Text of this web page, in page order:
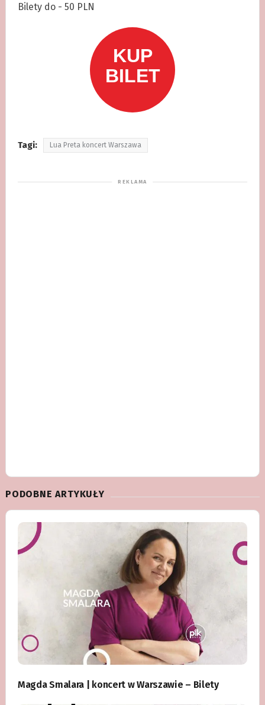
Bilety do - 50 PLN
Tagi: Lua Preta koncert Warszawa
PODOBNE ARTYKUŁY
Magda Smalara | koncert w Warszawie – Bilety